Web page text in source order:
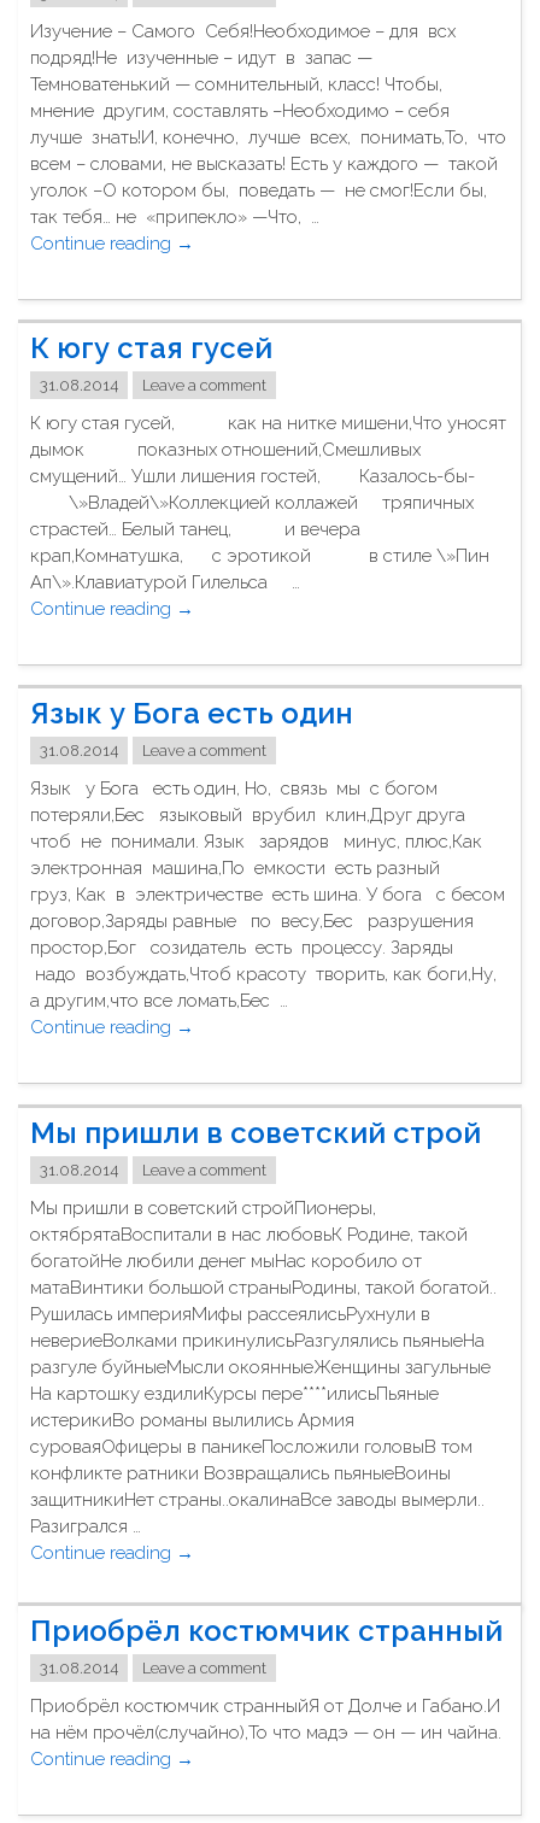
е
к
б
ы
т
ь
с
ч
а
с
л
и
в
ы
е
м
о
ж
е
т
Изучение – Самого Себя!Необходимое – для всх
подряд!Не изученные – идут в запас —
Темноватенький — сомнительный, класс! Чтобы,
мнение другим, составлять –Необходимо – себя
лучше знать!И, конечно, лучше всех, понимать,То, что
всем – словами, не высказать! Есть у каждого — такой
уголок –О котором бы, поведать — не смог!Если бы,
так тебя… не «припекло» —Что, …
Continue reading "
з
у
ч
е
н
е
–
С
а
м
о
г
С
е
б
я
"
→
К югу стая гусей
31.08.2014 Leave a comment
К югу стая гусей, как на нитке мишени,Что уносят
дымок показных отношений,Смешливых
смущений… Ушли лишения гостей, Казалось-бы-
\»Владей\»Коллекцией коллажей тряпичных
страстей… Белый танец, и вечера
крап,Комнатушка, с эротикой в стиле \»Пин
Ап\».Клавиатурой Гилельса …
Continue reading "
ю
г
у
с
т
а
я
г
у
с
е
й
"
→
Язык у Бога есть один
31.08.2014 Leave a comment
Язык у Бога есть один, Но, связь мы с богом
потеряли,Бес языковый врубил клин,Друг друга
чтоб не понимали. Язык зарядов минус, плюс,Как
электронная машина,По емкости есть разный
груз, Как в электричестве есть шина. У бога с бесом
договор,Заряды равные по весу,Бес разрушения
простор,Бог созидатель есть процессу. Заряды
надо возбуждать,Чтоб красоту творить, как боги,Ну,
а другим,что все ломать,Бес …
Continue reading "
з
ы
к
у
Б
о
г
а
е
с
т
ь
о
д
и
н
"
→
Мы пришли в советский строй
31.08.2014 Leave a comment
Мы пришли в советский стройПионеры,
октябрятаВоспитали в нас любовьК Родине, такой
богатойНе любили денег мыНас коробило от
матаВинтики большой страныРодины, такой богатой..
Рушилась империяМифы рассеялисьРухнули в
невериеВолками прикинулисьРазгулялись пьяныеНа
разгуле буйныеМысли окоянныеЖенщины загульные
На картошку ездилиКурсы пере****илисьПьяные
истерикиВо романы вылились Армия
суроваяОфицеры в паникеПосложили головыВ том
конфликте ратники Возвращались пьяныеВоины
защитникиНет страны..окалинаВсе заводы вымерли..
Разигрался …
Continue reading "
ы
р
и
ш
л
и
с
→
Приобрёл костюмчик странный
31.08.2014 Leave a comment
Приобрёл костюмчик странныйЯ от Долче и Габано.И
на нём прочёл(случайно),То что мадэ — он — ин чайна.
Continue reading "
р
→